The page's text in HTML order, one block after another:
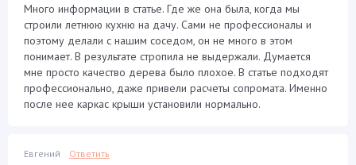
Много информации в статье. Где же она была, когда мы
строили летнюю кухню на дачу. Сами не профессионалы и
поэтому делали с нашим соседом, он не много в этом
понимает. В результате стропила не выдержали. Думается
мне просто качество дерева было плохое. В статье подходят
профессионально, даже привели расчеты сопромата. Именно
после нее каркас крыши установили нормально.
Евгений Ответить